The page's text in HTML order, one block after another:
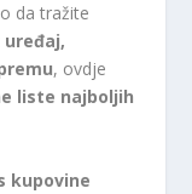
da tražite
, ovdje
liste najboljih
kupovine